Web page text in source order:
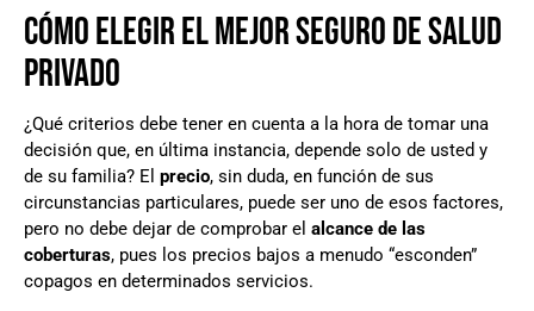
CÓMO ELEGIR EL MEJOR SEGURO DE SALUD
PRIVADO
¿Qué criterios debe tener en cuenta a la hora de tomar una
decisión que, en última instancia, depende solo de usted y
de su familia? El precio, sin duda, en función de sus
circunstancias particulares, puede ser uno de esos factores,
pero no debe dejar de comprobar el alcance de las
coberturas, pues los precios bajos a menudo “esconden”
copagos en determinados servicios.